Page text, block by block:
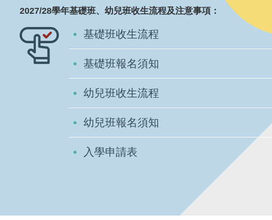
2027/28學年基礎班、幼兒班收生流程及注意事項：
基礎班收生流程
基礎班報名須知
幼兒班收生流程
幼兒班報名須知
入學申請表